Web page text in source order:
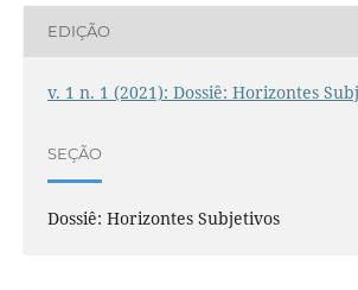
EDIÇÃO
v. 1 n. 1 (2021): Dossiê: Horizontes
SEÇÃO
Dossiê: Horizontes Subjetivos